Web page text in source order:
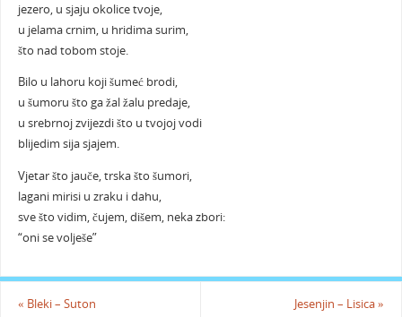
jezero, u sjaju okolice tvoje,
u jelama crnim, u hridima surim,
što nad tobom stoje.
Bilo u lahoru koji šumeć brodi,
u šumoru što ga žal žalu predaje,
u srebrnoj zvijezdi što u tvojoj vodi
blijedim sija sjajem.
Vjetar što jauče, trska što šumori,
lagani mirisi u zraku i dahu,
sve što vidim, čujem, dišem, neka zbori:
“oni se volješe”
« Bleki – Suton Jesenjin – Lisica»